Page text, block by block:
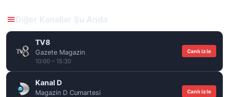
TV8
Gazete Magazin
10:00 – 15:30
Canlı izle
Kanal D
Magazin D Cumartesi Canlı izle